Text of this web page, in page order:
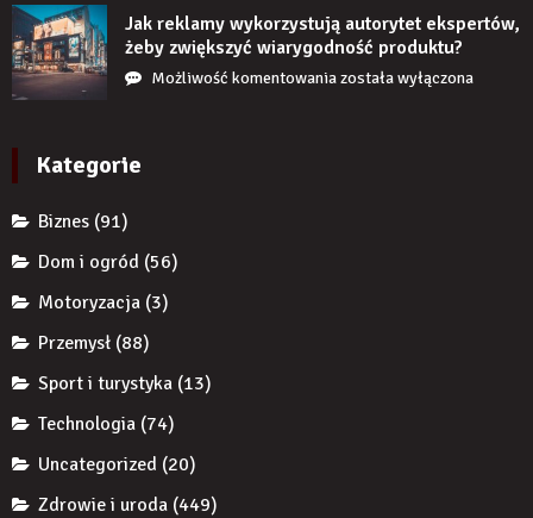
czas
nie
uzupełnię
braku
JDG
chroni
przedsiębiorcę
Jak reklamy wykorzystują autorytet ekspertów,
żeby zwiększyć wiarygodność produktu?
Możliwość komentowaniaJak
została wyłączona
Kategorie
Biznes (91)
Dom i ogród (56)
Motoryzacja (3)
Przemysł (88)
Sport i turystyka (13)
Technologia (74)
Uncategorized (20)
Zdrowie i uroda (449)